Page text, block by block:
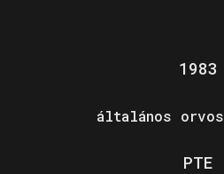
1983
általános
PTE